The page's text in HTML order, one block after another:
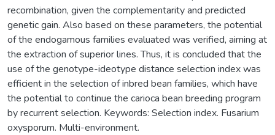
recombination, given the complementarity and predicted
genetic gain. Also based on these parameters, the potential
of the endogamous families evaluated was verified, aiming at
the extraction of superior lines. Thus, it is concluded that the
use of the genotype-ideotype distance selection index was
efficient in the selection of inbred bean families, which have
the potential to continue the carioca bean breeding program
by recurrent selection. Keywords: Selection index. Fusarium
oxysporum. Multi-environment.